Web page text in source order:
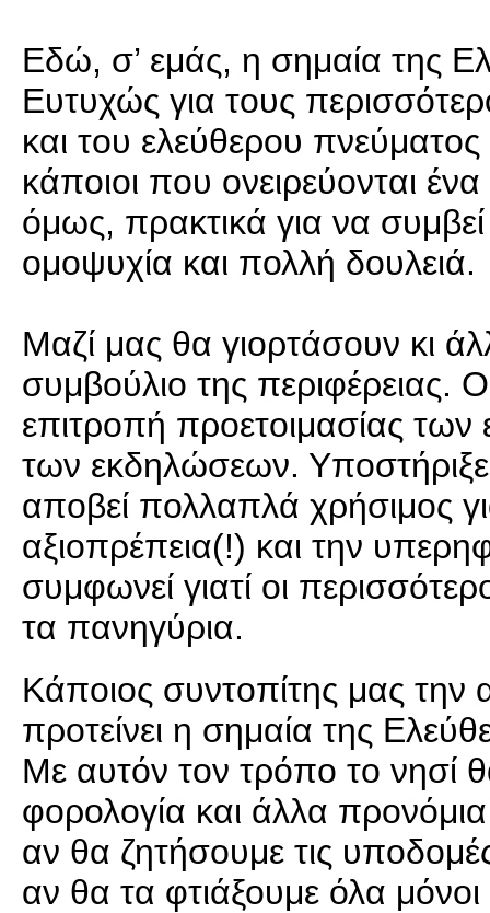
Εδώ, σ’ εμάς, η σημαία της
Ευτυχώς για τους
και του ελεύθερου
κάποιοι που ονειρεύονται
όμως, πρακτικά για να συμβεί
ομοψυχία και πολλή δουλειά.
Μαζί μας θα γιορτάσουν κι
συμβούλιο της περιφέρειας.
επιτροπή προετοιμασίας των
των εκδηλώσεων. Υποστήριξε
αποβεί πολλαπλά χρήσιμος
αξιοπρέπεια(!) και την
συμφωνεί γιατί οι
τα πανηγύρια.
Κάποιος συντοπίτης μας την
προτείνει η σημαία της
Με αυτόν τον τρόπο το νησί
φορολογία και άλλα προνόμια
αν θα ζητήσουμε τις
αν θα τα φτιάξουμε όλα